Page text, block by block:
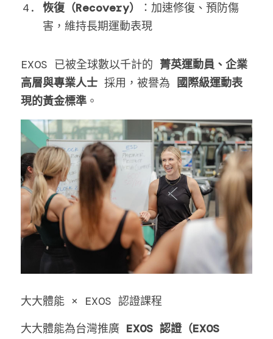
恢復（Recovery）
：加速修復、預防傷
害，維持長期運動表現
EXOS 已被全球數以千計的 菁英運動員、企業
高層與專業人士 採用，被譽為
國際級運動表
現的黃金標準 。
大大體能 × EXOS 認證課程
大大體能為台灣推廣 EXOS 認證（EXOS